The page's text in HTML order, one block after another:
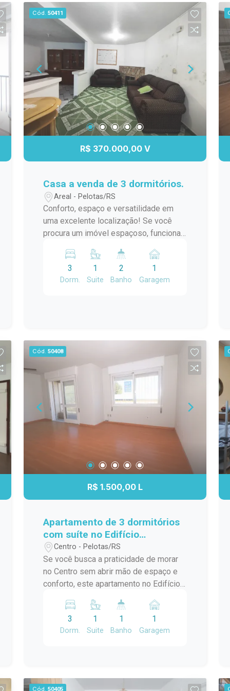
moderno, com infraestrutura completa,
segurança e áreas comuns planejadas
para o seu bem-estar. Perfeito para
morar ou investir, em uma região
valorizada e de fácil acesso a serviços,
comércio e lazer. Localização
estratégica Design moderno e funcional
Ideal para moradia ou investimento
Cód. 50411
R$ 370.000,00 V
Casa a venda de 3 dormitórios.
Areal - Pelotas/RS
Conforto, espaço e versatilidade em
uma excelente localização! Se você
procura um imóvel espaçoso, funcional
esta é a oportunidade ideal! Com 200
m² de área construída, o imóvel conta
com: 3 dormitórios, sendo 1 suíte; Sala
Área de serviço; Duas salas adicionais,
ideais para escritório, consultório,
ateliê, depósito ou espaço de apoio. A
planta versátil permite diversas
possibilidades de uso, sendo perfeita
para famílias que valorizam ambientes
amplos, para quem deseja mais
privacidade entre os moradores ou até
com churrasqueira, ideal para reunir
especiais. Uma excelente oportunidade
para quem busca conforto, localização
privilegiada e um imóvel com múltiplas
possibilidades.
3
Dorm.
1
Suite
2
Banho
1
Garagem
Cód. 50408
R$ 1.500,00 L
Apartamento de 3 dormitórios
com suíte no Edifício
Residencial Marechal de Ferro
- Centro - Pelotas
Centro - Pelotas/RS
Se você busca a praticidade de morar
no Centro sem abrir mão de espaço e
conforto, este apartamento no Edifício
excelente opção. Com ambientes
amplos, bem distribuídos e funcionais,
o imóvel oferece uma rotina mais
tradicional Avenida Marechal Floriano,
3
Dorm.
1
Suite
1
Banho
1
Garagem
Cód. 50405